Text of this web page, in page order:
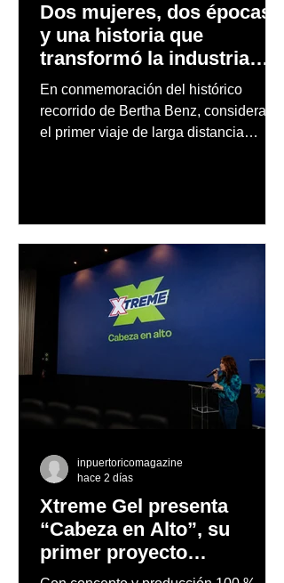
Dos mujeres, dos épocas
y una historia que
transformó la industria
automotriz
En conmemoración del histórico
recorrido de Bertha Benz, considerado
el primer viaje de larga distancia
Xtreme Gel presenta
“Cabeza en Alto”, su
primer proyecto
audiovisual concebido y
inpuertoricomagazine
hace 2 días